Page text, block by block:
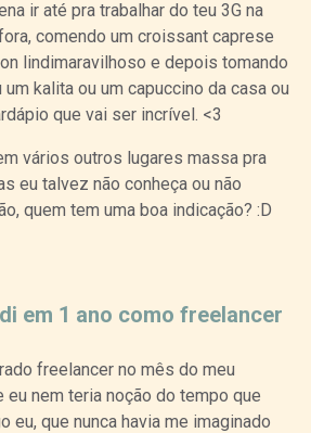
ir até pra trabalhar do teu 3G na
comendo um croissant caprese
lindimaravilhoso e depois tomando
kalita ou um capuccino da casa ou
que vai ser incrível. <3
vários outros lugares massa pra
eu talvez não conheça ou não
quem tem uma boa indicação? :D
em 1 ano como freelancer
freelancer no mês do meu
eu nem teria noção do tempo que
eu, que nunca havia me imaginado